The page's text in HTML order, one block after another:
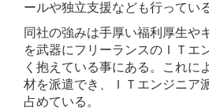
ールや独立支援なども行っている
同社の強みは手厚い福利厚生や
を武器にフリーランスのＩＴエ
く抱えている事にある。これに
材を派遣でき、ＩＴエンジニア
占めている。